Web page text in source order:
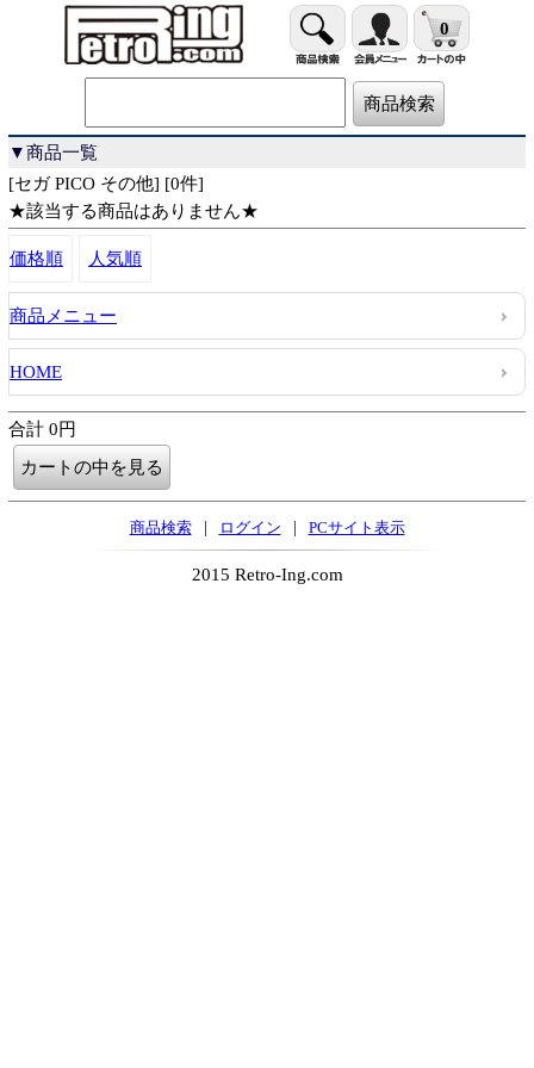
0
▼商品一覧
[セガ PICO その他] [0件]
★該当する商品はありません★
価格順 人気順
商品メニュー
HOME
合計 0円
商品検索 | ログイン | PCサイト表示
2015 Retro-Ing.com